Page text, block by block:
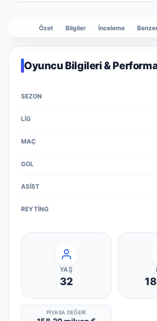
Özet Bilgiler İnceleme
Oyuncu Bilgileri &
YAŞ
32
PIYASA DEĞERI